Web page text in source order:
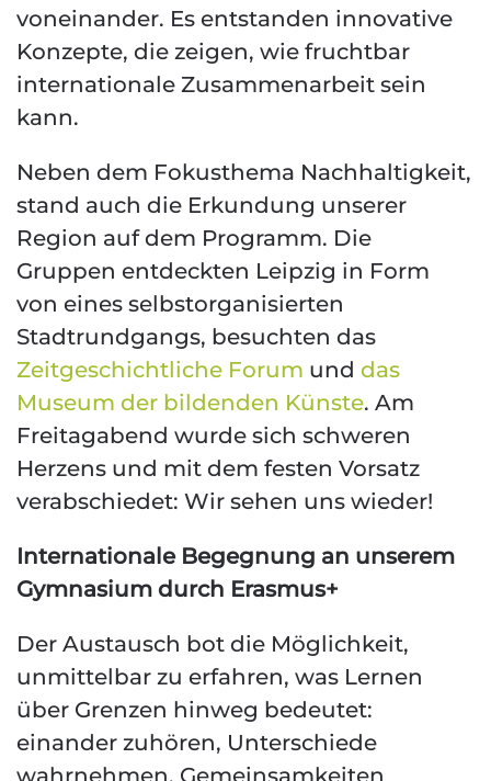
voneinander. Es entstanden innovative
Konzepte, die zeigen, wie fruchtbar
internationale Zusammenarbeit sein
kann.
Neben dem Fokusthema Nachhaltigkeit,
stand auch die Erkundung unserer
Region auf dem Programm. Die
Gruppen entdeckten Leipzig in Form
von eines selbstorganisierten
Stadtrundgangs, besuchten das
Zeitgeschichtliche Forum und das
Museum der bildenden Künste. Am
Freitagabend wurde sich schweren
Herzens und mit dem festen Vorsatz
verabschiedet: Wir sehen uns wieder!
Internationale Begegnung an unserem
Gymnasium durch Erasmus+
Der Austausch bot die Möglichkeit,
unmittelbar zu erfahren, was Lernen
über Grenzen hinweg bedeutet:
einander zuhören, Unterschiede
wahrnehmen, Gemeinsamkeiten